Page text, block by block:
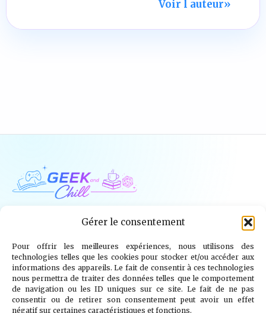
Gérer le consentement
Pour offrir les meilleures expériences, nous utilisons des
technologies telles que les cookies pour stocker et/ou accéder aux
informations des appareils. Le fait de consentir à ces technologies
nous permettra de traiter des données telles que le comportement
de navigation ou les ID uniques sur ce site. Le fait de ne pas
consentir ou de retirer son consentement peut avoir un effet
négatif sur certaines caractéristiques et fonctions.
Voir l auteur»
Jeux Vidéo Tech Tabletop Livres
Mangas / BD TV Goodies Kids
Wargames